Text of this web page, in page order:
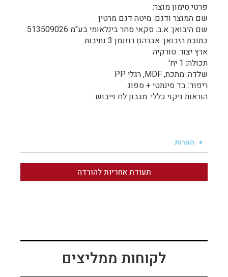
פרטי סימון מוצר:
שם המוצר ודגם: מיטה דגם מרטין
שם היבואן: א.ב. סקאי סחר בינלאומי בע"מ 513509026
כתובת היבואן: אברהם רוזנמן 3 נתיבות
ארץ יצור: טורקיה
תכולה: 1 יח'
שלדה: מתכת, MDF, רגלי PP
ריפוד: בד סינתטי + ספוג
הוראות ניקוי כללי: מגבון לח וייבוש
הערות
תעודת אחריות להורדה
לקוחות ממליצים